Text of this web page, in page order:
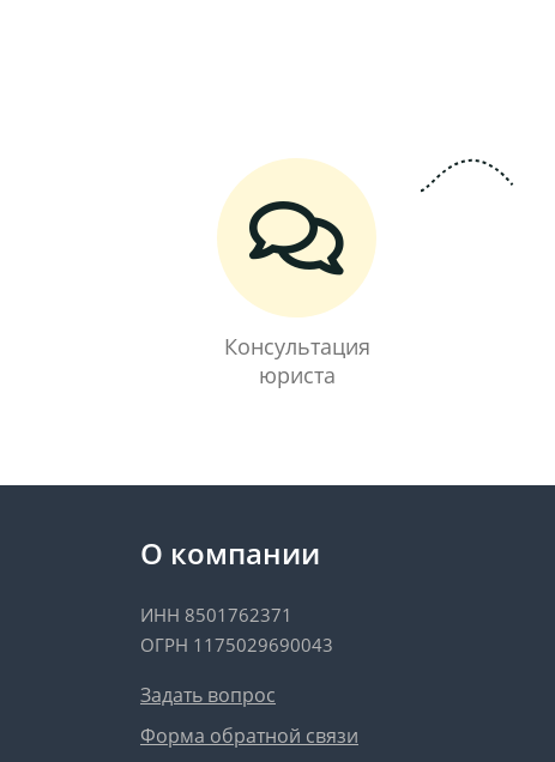
Консультация
юриста
О компании
ИНН 8501762371
ОГРН 1175029690043
Задать вопрос
Форма обратной связи